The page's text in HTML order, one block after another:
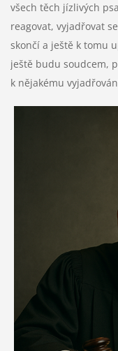
všech těch jízlivých
reagovat, vyjadřovat
skončí a ještě k tomu
ještě budu soudcem,
k nějakému